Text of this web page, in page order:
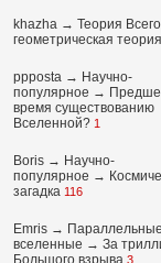
khazha → Теория Всего
геометрическая теория
ppposta → Научно-
популярное →
время существованию
Вселенной? 1
Boris → Научно-
популярное →
загадка 116
Emris → Параллельные
вселенные → За
Большого взрыва 3